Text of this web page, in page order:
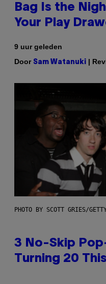
Bag Is the
Your Play
9 uur geleden
Door Sam Watanuki |
PHOTO BY SCOTT GRIES/
3 No-Skip
Turning 20